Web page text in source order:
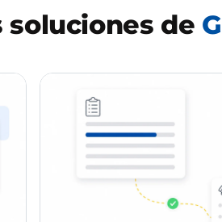
soluciones de